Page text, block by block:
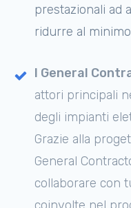
prestazionali ad
ridurre al
I General
attori principali
degli impianti
Grazie alla
General
collaborare con